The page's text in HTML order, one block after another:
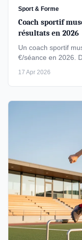
Sport & Forme
Coach sportif
résultats en 2026
Un coach sportif
€/séance en 2026.
17 Apr 2026